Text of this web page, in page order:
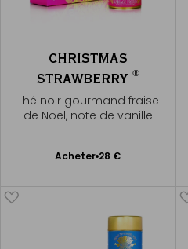
CHRISTMAS
STRAWBERRY ®
Thé noir gourmand fraise
de Noël, note de vanille
Acheter 28 €
Ajouter